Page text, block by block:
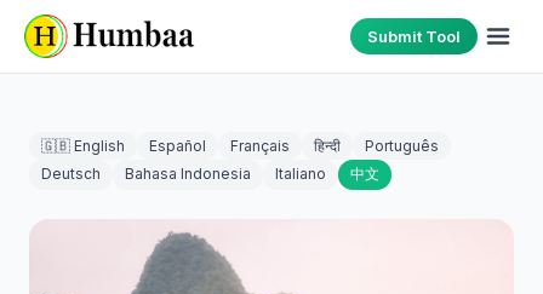
Submit Tool
🇬🇧 English Español Français हिन्दी
Português
Deutsch
Bahasa Indonesia Italiano 中文